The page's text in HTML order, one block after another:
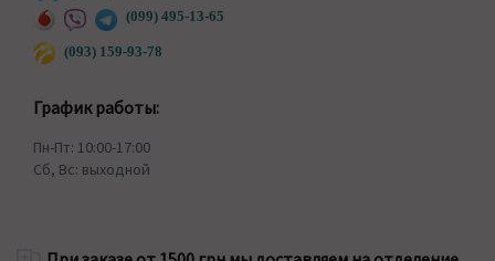
(099) 495-13-65
(093) 159-93-78
График работы:
Пн-Пт: 10:00-17:00
Сб, Вс: выходной